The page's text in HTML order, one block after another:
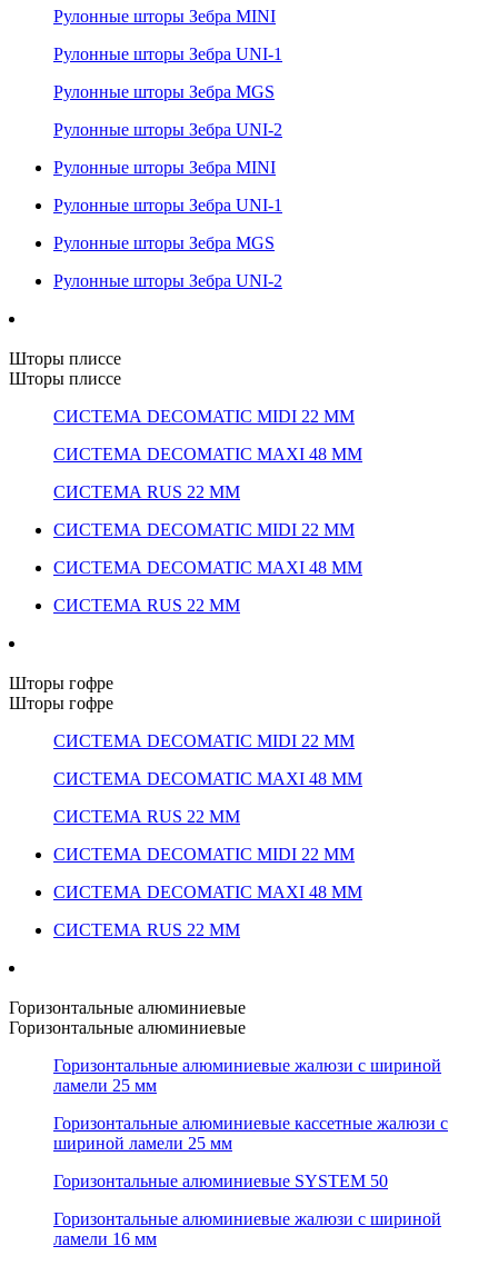
Рулонные шторы Зебра MINI
Рулонные шторы Зебра UNI-1
Рулонные шторы Зебра MGS
Рулонные шторы Зебра UNI-2
Рулонные шторы Зебра MINI
Рулонные шторы Зебра UNI-1
Рулонные шторы Зебра MGS
Рулонные шторы Зебра UNI-2
Шторы плиссе
Шторы плиссе
СИСТЕМА DECOMATIC MIDI 22 ММ
СИСТЕМА DECOMATIC MAXI 48 ММ
СИСТЕМА RUS 22 ММ
СИСТЕМА DECOMATIC MIDI 22 ММ
СИСТЕМА DECOMATIC MAXI 48 ММ
СИСТЕМА RUS 22 ММ
Шторы гофре
Шторы гофре
СИСТЕМА DECOMATIC MIDI 22 ММ
СИСТЕМА DECOMATIC MAXI 48 ММ
СИСТЕМА RUS 22 ММ
СИСТЕМА DECOMATIC MIDI 22 ММ
СИСТЕМА DECOMATIC MAXI 48 ММ
СИСТЕМА RUS 22 ММ
Горизонтальные алюминиевые
Горизонтальные алюминиевые
Горизонтальные алюминиевые жалюзи с шириной
ламели 25 мм
Горизонтальные алюминиевые кассетные жалюзи с
шириной ламели 25 мм
Горизонтальные алюминиевые SYSTEM 50
Горизонтальные алюминиевые жалюзи с шириной
ламели 16 мм